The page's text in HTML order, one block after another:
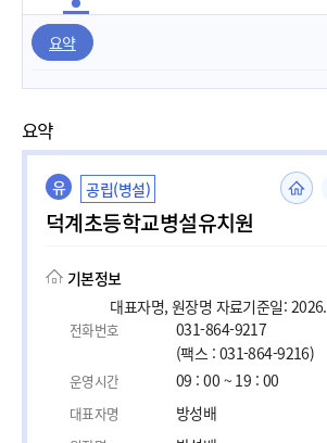
요약
요약
유 공립(병설)
덕계초등학교병설유치원
기본정보
대표자명, 원장명 자료기준일:
전화번호
031-864-9217
(팩스 : 031-864-9216)
운영시간 09 : 00 ~ 19 : 00
대표자명 방성배